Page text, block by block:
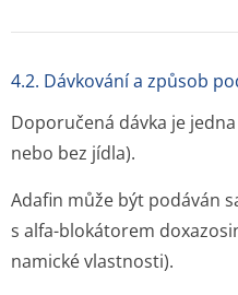
4.2. Dávkování a způsob
Doporučená dávka je
nebo bez jídla).
Adafin může být podáván
s alfa-blokátorem
namické vlastnosti).